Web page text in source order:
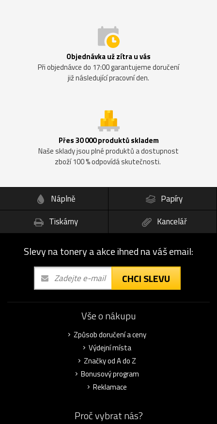
Objednávka už zítra u vás
Při objednávce do 17:00 garantujeme doručení
již následující pracovní den.
Přes 30 000 produktů skladem
Naše sklady jsou plné produktů a dostupnost
zboží 100 % odpovídá skutečnosti.
Náplně
Papíry
Tiskárny
Kancelář
Slevy na tonery a akce ihned na váš email:
CHCI SLEVU
Vše o nákupu
Způsob doručení a ceny
Výdejní místa
Značky od A do Z
Bonusový program
Reklamace
Proč vybrat nás?